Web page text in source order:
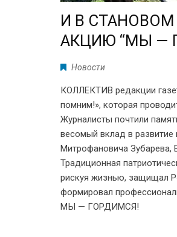
И В
АКЦИЮ “МЫ —
Новости
КОЛЛЕКТИВ редакции
помним!», которая
Журналисты почтили
весомый вклад в
Митрофановича Зубарева,
Традиционная
рискуя жизнью, защищал
формировал
МЫ — ГОРДИМСЯ!